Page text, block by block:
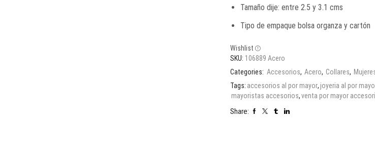
Tamaño dije: entre 2.5 y 3.1 cms
Tipo de empaque bolsa organza y cartón
Wishlist
SKU: 106889 Acero
Categories: Accesorios, Acero, Collares,
Tags: accesorios al por mayor, joyeria al por
mayoristas accesorios,venta por mayor
Share: